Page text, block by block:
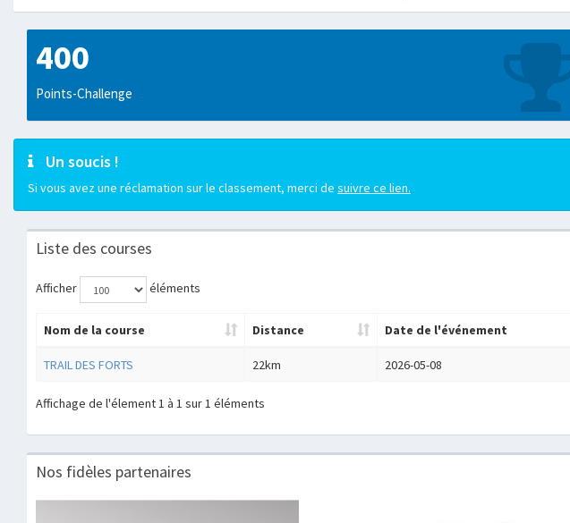
400
Points-Challenge
Un soucis !
Si vous avez une réclamation sur le classement, merci de suivre ce lien.
Liste des courses
Afficher éléments
Nom de la course Distance Date de l'événement
TRAIL DES FORTS 22km 2026-05-08
Affichage de l'élement 1 à 1 sur 1 éléments
Nos fidèles partenaires